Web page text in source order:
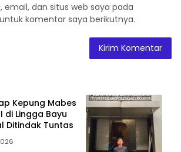
email, dan situs web saya pada
komentar saya berikutnya.
Kepung Mabes
di Lingga Bayu
Ditindak Tuntas